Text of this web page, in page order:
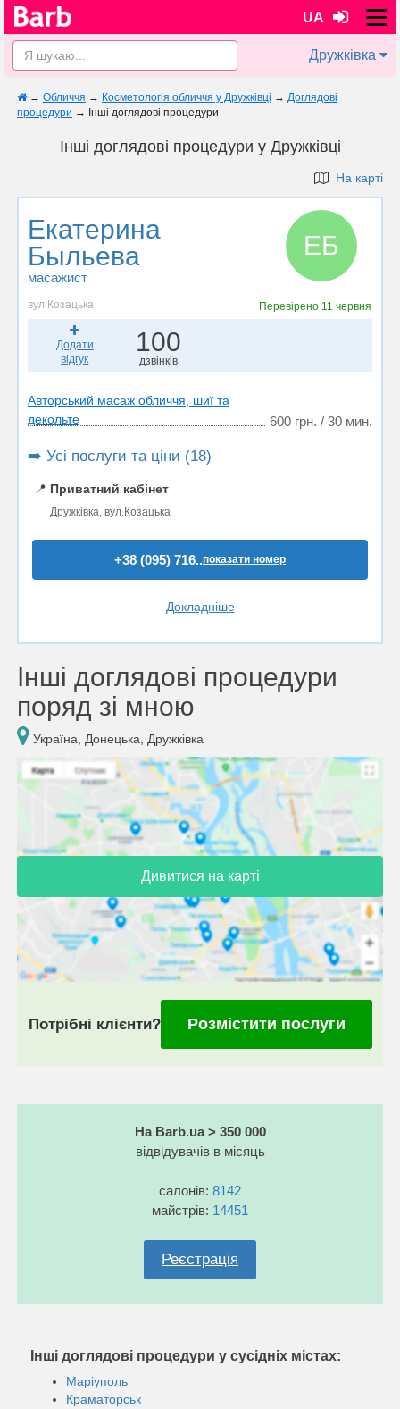
UA
Дружківка
→ Обличчя → Косметологія обличчя у Дружківці → Доглядові
процедури → Інші доглядові процедури
Інші доглядові процедури у Дружківці
На карті
Екатерина
Быльева
масажист
ЕБ
вул.Козацька Перевірено 11 червня
Додати
відгук
100
дзвінків
Авторський масаж обличчя, шиї та
декольте
600 грн. / 30 мин.
➡️ Усі послуги та ціни (18)
📍 Приватний кабінет
Дружківка, вул.Козацька
+38 (095) 716..показати номер
Докладніше
Інші доглядові процедури
поряд зі мною
Україна, Донецька, Дружківка
Дивитися на карті
Потрібні клієнти? Розмістити послуги
На Barb.ua > 350 000
відвідувачів в місяць
салонів: 8142
майстрів: 14451
Реєстрація
Інші доглядові процедури у сусідніх містах:
Маріуполь
Краматорськ